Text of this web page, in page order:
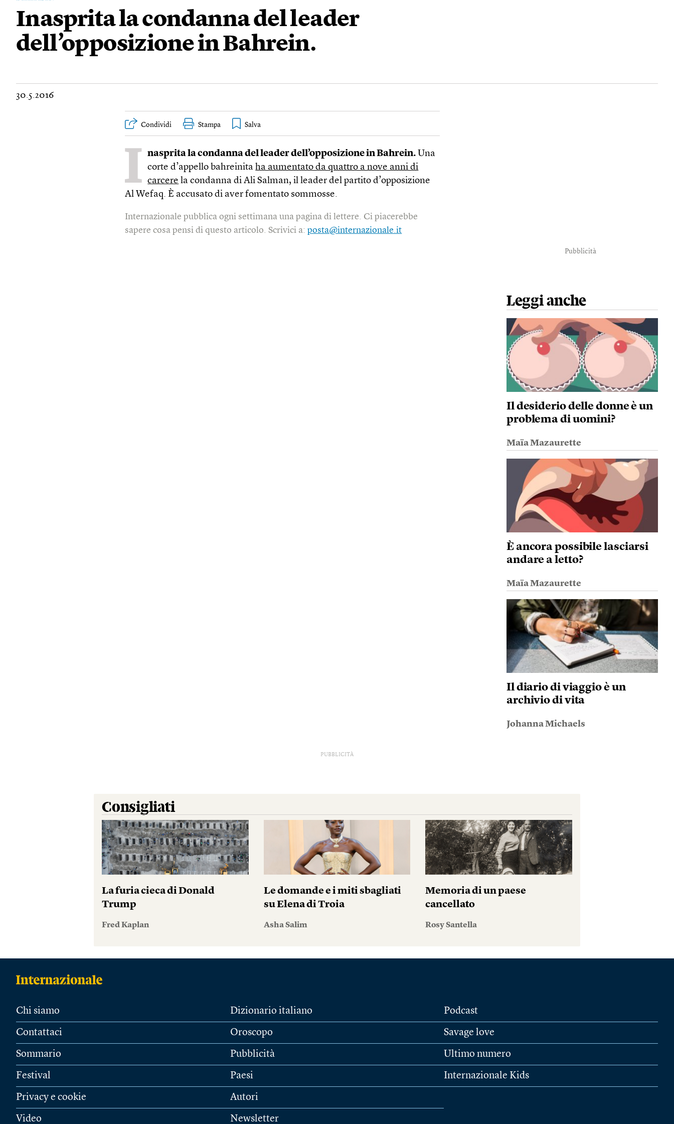
Inasprita la condanna del leader
dell’opposizione in Bahrein.
30.5.2016
Condividi Stampa
I nasprita la condanna del leader dell’opposizione in Bahrein. Una
corte d’appello bahreinitaha aumentato da quattro a nove anni di
carcere la condanna di Ali Salman, il leader del partito d’opposizione
Al Wefaq. È accusato di aver fomentato sommosse.
Internazionale pubblica ogni settimana una pagina di lettere. Ci piacerebbe
sapere cosa pensi di questo articolo. Scrivici a:posta@internazionale.it
Pubblicità
Leggi anche
Il desiderio delle donne è un
problema di uomini?
Maïa Mazaurette
È ancora possibile lasciarsi
andare a letto?
Maïa Mazaurette
Il diario di viaggio è un
archivio di vita
Johanna Michaels
PUBBLICITÀ
Consigliati
La furia cieca di Donald
Trump
Fred Kaplan
Le domande e i miti sbagliati
su Elena di Troia
Asha Salim
Memoria di un paese
cancellato
Rosy Santella
Chi siamo
Contattaci
Sommario
Festival
Privacy e cookie
Video
Dizionario italiano
Oroscopo
Pubblicità
Paesi
Autori
Newsletter
Podcast
Savage love
Ultimo numero
Internazionale Kids